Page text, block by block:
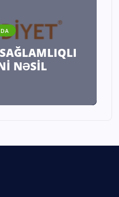
NƏSİL